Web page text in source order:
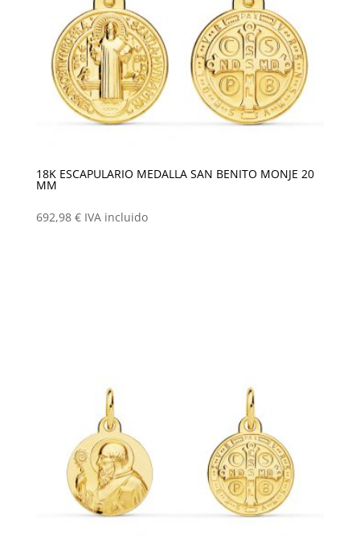
18K ESCAPULARIO MEDALLA SAN BENITO MONJE 20
MM
692,98 € IVA incluido